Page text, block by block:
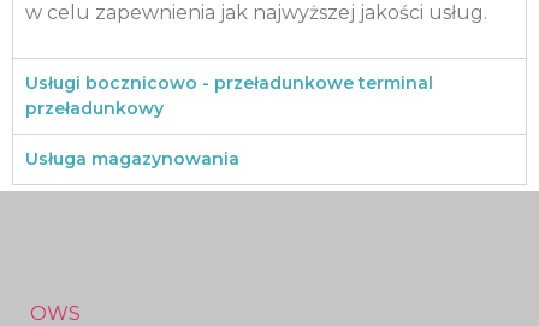
w celu zapewnienia jak najwyższej jakości usług.
Usługi bocznicowo - przeładunkowe terminal
przeładunkowy
Usługa magazynowania
OWS